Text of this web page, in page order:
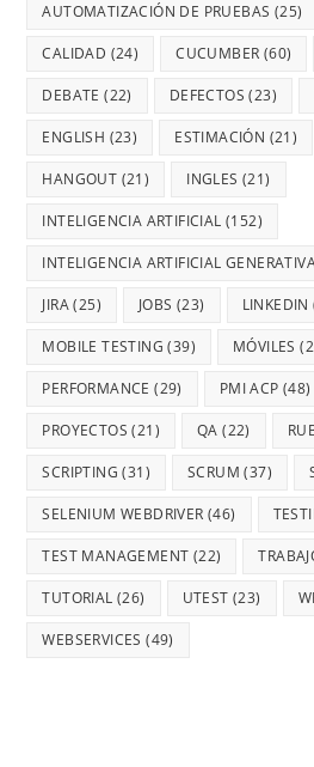
AUTOMATIZACIÓN DE PRUEBAS (25)
CALIDAD (24) CUCUMBER (60)
DEBATE (22) DEFECTOS (23)
ENGLISH (23) ESTIMACIÓN (21)
HANGOUT (21) INGLES (21)
INTELIGENCIA ARTIFICIAL (152)
INTELIGENCIA ARTIFICIAL
JIRA(25) JOBS (23) LINKEDIN
MOBILE TESTING (39) MÓVILES
PERFORMANCE (29) PMI ACP (48)
PROYECTOS (21) QA (22)
SCRIPTING (31) SCRUM (37)
SELENIUM WEBDRIVER (46)
TEST MANAGEMENT (22)
TUTORIAL (26) UTEST (23)
WEBSERVICES (49)